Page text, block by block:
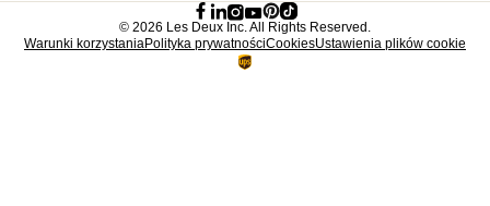
© 2026 Les Deux Inc. All Rights Reserved.
Warunki korzystaniaPolityka prywatnościCookiesUstawienia plików cookie